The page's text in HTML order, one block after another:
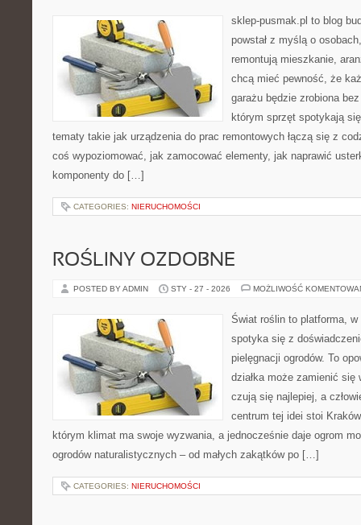
sklep-pusmak.pl to blog
powstał z myślą o
remontują mieszkanie,
chcą mieć pewność, że
garażu będzie zrobiona
którym sprzęt spotykają
tematy takie jak urządzenia do prac remontowych łączą się z
coś wypoziomować, jak zamocować elementy, jak naprawić
komponenty do […]
CATEGORIES: NIERUCHOMOŚCI
ROŚLINY OZDOBNE
POSTED BY ADMIN STY - 27 - 2026 MOŻLIWOŚĆ
Świat roślin to platforma, w
spotyka się z
pielęgnacji ogrodów. To
działka może zamienić
czują się najlepiej, a
centrum tej idei stoi
którym klimat ma swoje wyzwania, a jednocześnie daje ogrom
ogrodów naturalistycznych – od małych zakątków po […]
CATEGORIES: NIERUCHOMOŚCI